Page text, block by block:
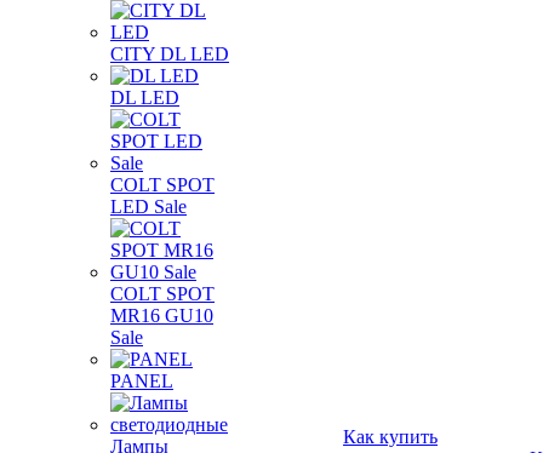
CITY DL LED
DL LED
COLT SPOT
LED Sale
COLT SPOT
MR16 GU10
Sale
PANEL
Лампы
Как купить